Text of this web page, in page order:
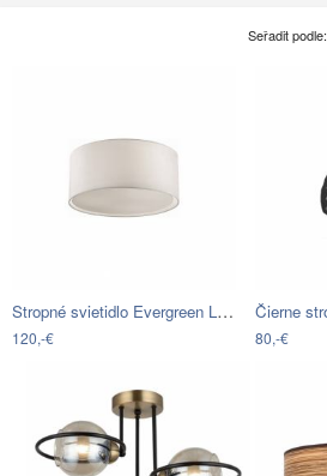
Seřadit podle:
Stropné svietidlo Evergreen Lights…
120,-€ 80,-€